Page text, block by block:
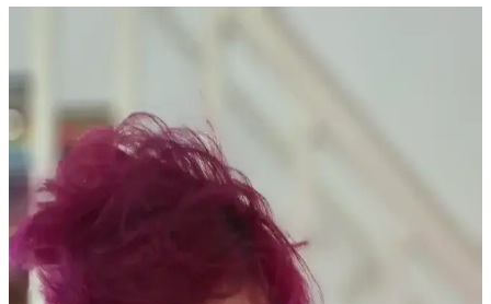
Yaşlanma ile makyajın kırışıklıklara dolması kuru ciltlerde daha
belirgindir. Doğru nemlendirme, uygun ürün seçimi ve minimal
uygulama teknikleriyle bu sorun azaltılabilir.
Kuru Ciltlerde Makyaj Problemleri ve Çözüm
Yöntemleri: hEDS ve Cilt Bariyeri
Kuru cilt ve hEDS gibi durumlarda makyajın topaklanması ve
çizgilenmesi sorunları, doğru ürün seçimi ve cilt bakım teknikleriyle
önlenebilir. Nemlendirme ve uygun uygulama önemlidir.